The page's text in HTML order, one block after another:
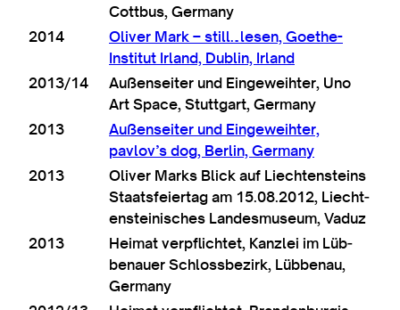
Cottbus, Germany
2014
Oliv­er Mark – still…lesen, Goethe-
Insti­tut Irland, Dub­lin, Irland
2013/14
Außen­seit­er und Einge­wei­hter, Uno
Art Space, Stut­tgart, Germany
2013
Außen­seit­er und Einge­wei­hter,
pavlov’s dog, Ber­lin, Germany
2013
Oliv­er Marks Blick auf Liecht­en­steins
Staats­feier­tag am 15.08.2012, Liecht­
en­stein­isches Landes­mu­seum, Vaduz
2013
Heimat ver­p­f­lichtet, Kan­zlei im Lüb­
benauer Schlossbezirk, Lüb­benau,
Germany